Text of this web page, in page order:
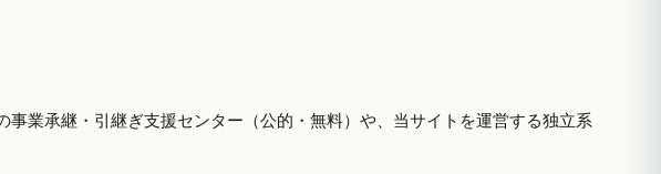
業承継・引継ぎ支援センター（公的・無料）や、当サイトを運営する独立系